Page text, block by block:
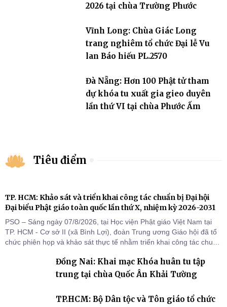
2026 tại chùa Trường Phước
Vĩnh Long: Chùa Giác Long
trang nghiêm tổ chức Đại lễ Vu
lan Báo hiếu PL.2570
Đà Nẵng: Hơn 100 Phật tử tham
dự khóa tu xuất gia gieo duyên
lần thứ VI tại chùa Phước Ấm
Tiêu điểm
TP. HCM: Khảo sát và triển khai công tác chuẩn bị Đại hội
Đại biểu Phật giáo toàn quốc lần thứ X, nhiệm kỳ 2026-2031
PSO – Sáng ngày 07/8/2026, tại Học viện Phật giáo Việt Nam tại
TP. HCM - Cơ sở II (xã Bình Lợi), đoàn Trung ương Giáo hội đã tổ
chức phiên họp và khảo sát thực tế nhằm triển khai công tác chuẩn
Đồng Nai: Khai mạc Khóa huân tu tập
trung tại chùa Quốc Ân Khải Tường
TP.HCM: Bộ Dân tộc và Tôn giáo tổ chức